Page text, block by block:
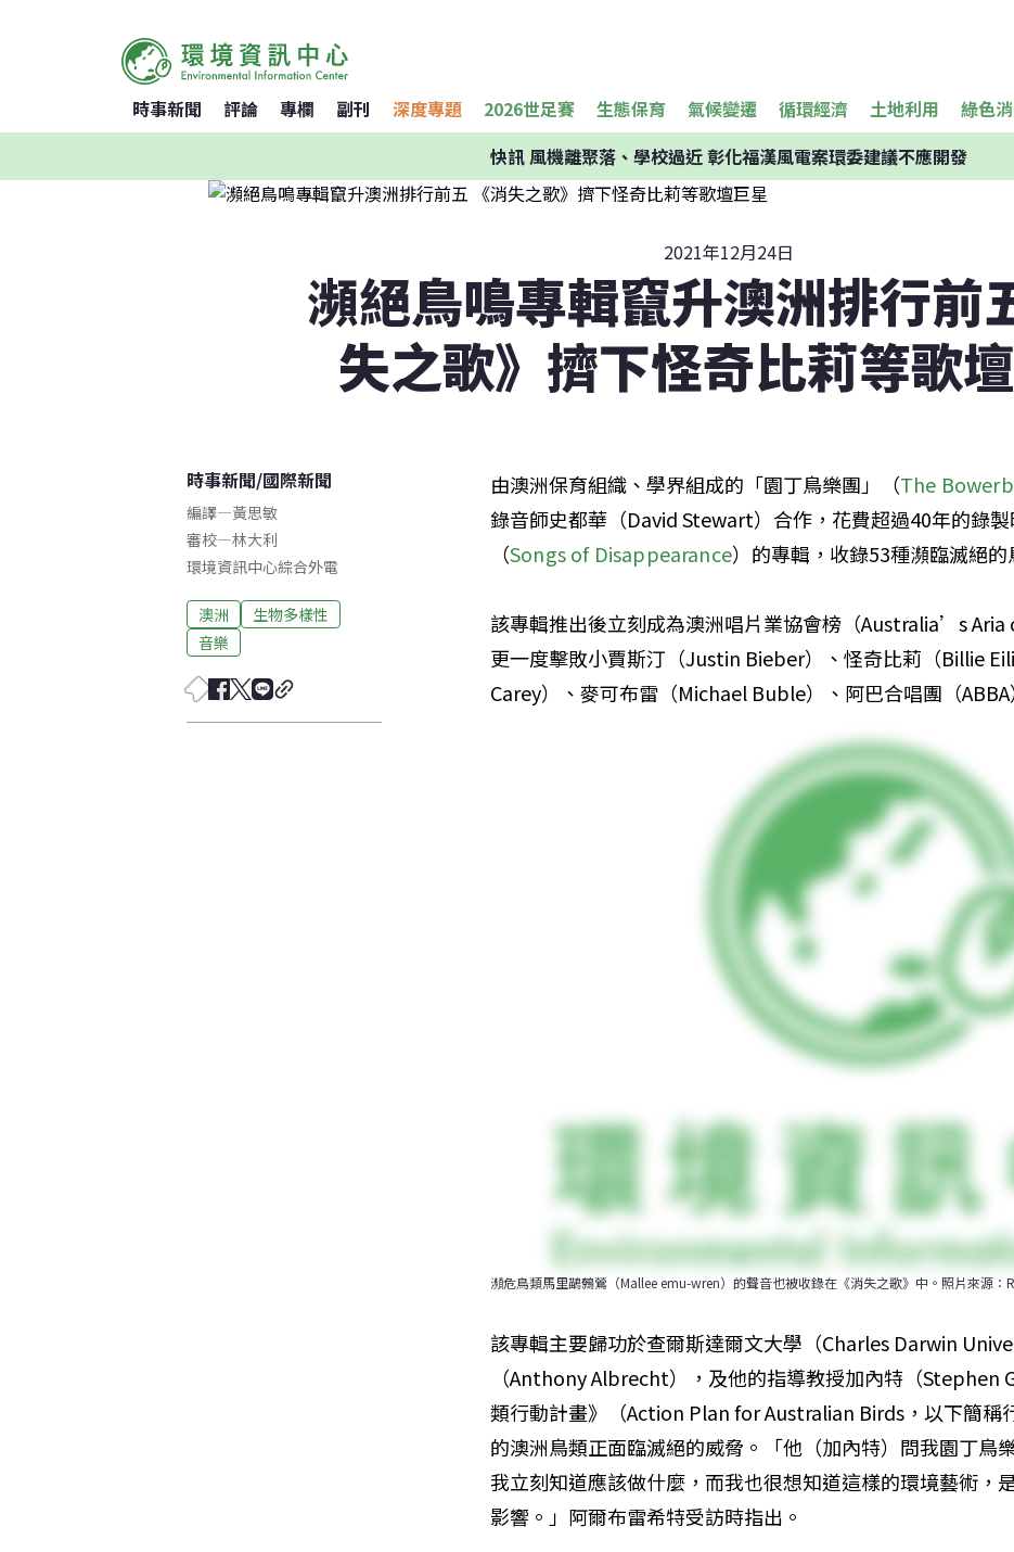
時事新聞 評論 專欄 副刊 深度專題 2026世足賽 生態保育 氣候變遷 循環經濟 土地利用 綠色
快訊風機離聚落、學校過近 彰化福漢風電案環委建議不應開發
2021年12月24日
瀕絕鳥鳴專輯竄升澳洲排行前
失之歌》擠下怪奇比莉等歌
時事新聞/國際新聞
編譯—黃思敏
審校—林大利
環境資訊中心綜合外電
澳洲
生物多樣性
音樂
由澳洲保育組織、學界組成的「園丁鳥樂團」（The
錄音師史都華（David Stewart）合作，花費超過40年的錄製
（Songs of Disappearance）的專輯，收錄53種瀕臨滅絕的
該專輯推出後立刻成為澳洲唱片業協會榜（Australia’s Aria
更一度擊敗小賈斯汀（Justin Bieber）、怪奇比莉（Billie
Carey）、麥可布雷（Michael Buble）、阿巴合唱團（ABBA
瀕危鳥類馬里鶓鷯鶯（Mallee emu-wren）的聲音也被收錄在《消失之歌》中。照片來源：
該專輯主要歸功於查爾斯達爾文大學（Charles Darwin
（Anthony Albrecht），及他的指導教授加內特（Stephen
類行動計畫》（Action Plan for Australian Birds，以下簡稱
的澳洲鳥類正面臨滅絕的威脅。「他（加內特）問我園丁鳥
我立刻知道應該做什麼，而我也很想知道這樣的環境藝術，
影響。」阿爾布雷希特受訪時指出。